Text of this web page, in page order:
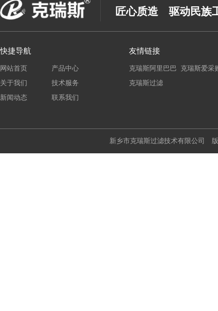
匠心质造 驱动民族
快捷导航
网站首页
产品中心
关于我们
技术服务
新闻动态
联系我们
友情链接
克瑞斯阿里巴巴
克瑞斯爱采
克瑞斯过滤
新乡市克瑞斯过滤技术有限公司